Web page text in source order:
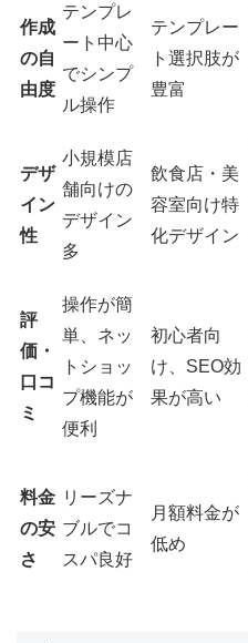
作成
の自
由度
テンプレ
ート中心
でシンプ
ル操作
テンプレー
ト選択肢が
豊富
デザ
イン
性
小規模店
舗向けの
デザイン
多
飲食店・美
容室向け特
化デザイン
評
価・
口コ
ミ
操作が簡
単、ネッ
トショッ
プ機能が
便利
初心者向
け、SEO効
果が高い
料金
の安
さ
リーズナ
ブルでコ
スパ良好
月額料金が
低め